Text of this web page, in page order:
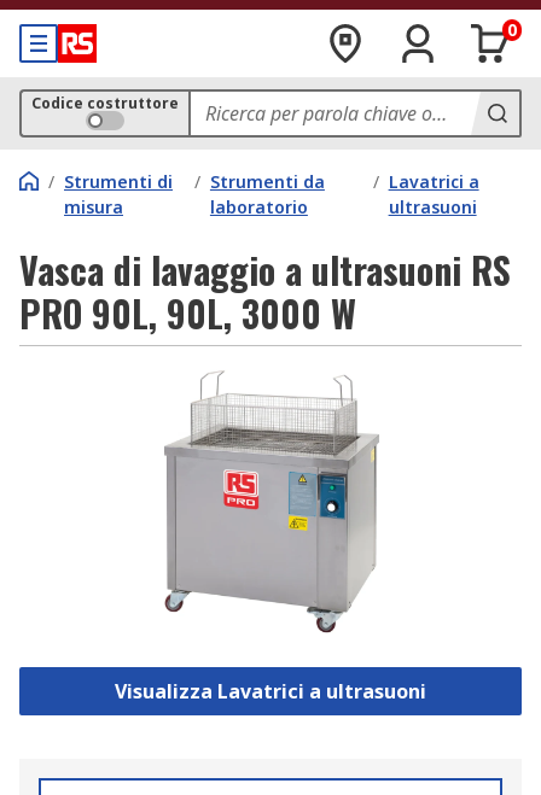
0
Codice costruttore
/ Strumenti di
misura
/ Strumenti da
laboratorio
/ Lavatrici a
ultrasuoni
Vasca di lavaggio a ultrasuoni RS
PRO 90L, 90L, 3000 W
Visualizza Lavatrici a ultrasuoni